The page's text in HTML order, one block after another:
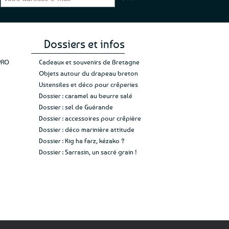
la
du
rien”Jade C.
Dossiers et infos
Cadeaux et souvenirs de Bretagne
Objets autour du drapeau breton
Ustensiles et déco pour crêperies
Dossier : caramel au beurre salé
Dossier : sel de Guérande
Dossier : accessoires pour crêpière
Dossier : déco marinière attitude
Dossier : Kig ha Farz, kézako ?
Dossier : Sarrasin, un sacré grain !